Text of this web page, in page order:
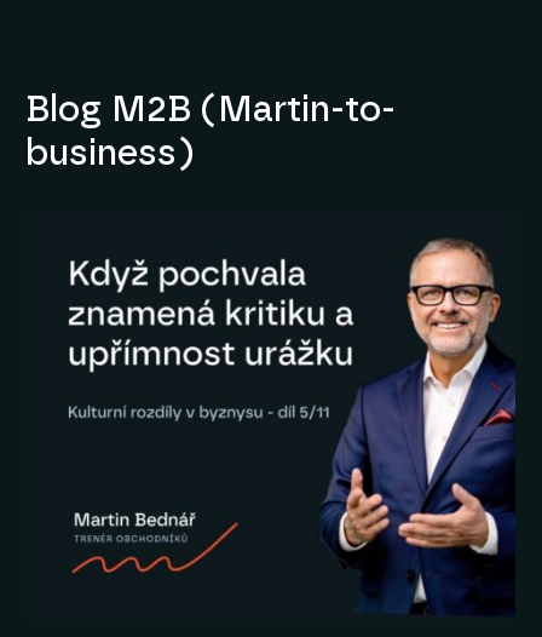
Blog M2B (Martin-to-
business)